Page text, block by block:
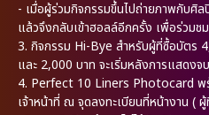
- เมื่อผู้ร่วมกิจกรรมขึ้นไปถ่ายภาพกับศิ
แล้วจึงกลับเข้าฮอลล์อีกครั้ง เพื่อร่วมช
3. กิจกรรม Hi-Bye สำหรับผู้ที่ซื้อบัตร
และ 2,000 บาท จะเริ่มหลังการแสดงจบ
4. Perfect 10 Liners Photocard พ
เจ้าหน้าที่ ณ จุดลงทะเบียนที่หน้างาน (